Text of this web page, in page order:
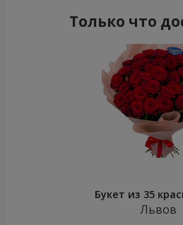
Только что
Букет из 35
Львов